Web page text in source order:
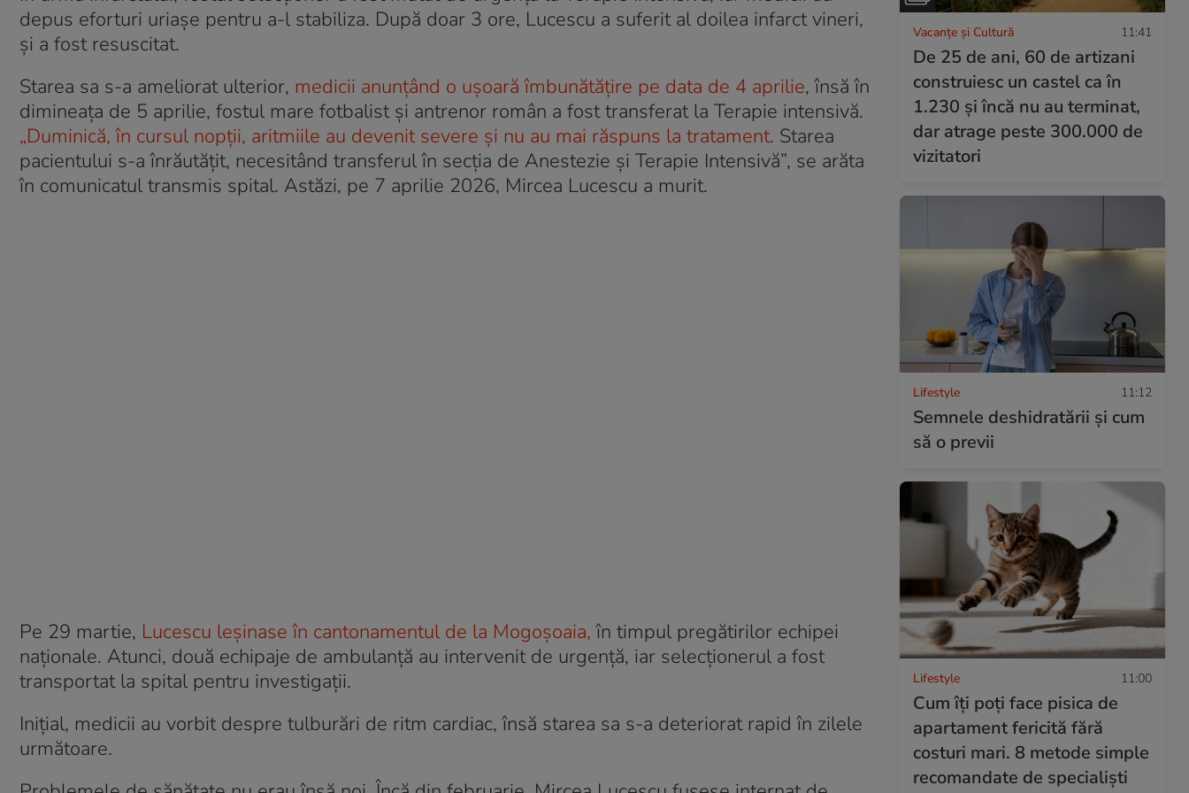
depus eforturi uriașe pentru a-l stabiliza. După doar 3 ore, Lucescu a suferit al doilea infarct vineri,
și a fost resuscitat.
Starea sa s-a ameliorat ulterior, medicii anunțând o ușoară îmbunătățire pe data de 4 aprilie, însă în
dimineața de 5 aprilie, fostul mare fotbalist și antrenor român a fost transferat la Terapie intensivă.
„Duminică, în cursul nopții, aritmiile au devenit severe și nu au mai răspuns la tratament. Starea
pacientului s-a înrăutățit, necesitând transferul în secția de Anestezie și Terapie Intensivă”, se arăta
în comunicatul transmis spital. Astăzi, pe 7 aprilie 2026, Mircea Lucescu a murit.
Pe 29 martie, Lucescu leșinase în cantonamentul de la Mogoșoaia, în timpul pregătirilor echipei
naționale. Atunci, două echipaje de ambulanță au intervenit de urgență, iar selecționerul a fost
transportat la spital pentru investigații.
Inițial, medicii au vorbit despre tulburări de ritm cardiac, însă starea sa s-a deteriorat rapid în zilele
următoare.
Vacanțe și Cultură 11:41
De 25 de ani, 60 de artizani
construiesc un castel ca în
1.230 și încă nu au terminat,
dar atrage peste 300.000 de
vizitatori
Lifestyle 11:12
Semnele deshidratării și cum
să o previi
Lifestyle 11:00
Cum îți poți face pisica de
apartament fericită fără
costuri mari. 8 metode simple
recomandate de specialiști